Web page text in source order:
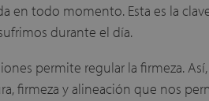
en todo momento. Esta es la
durante el día.
permite regular la firmeza.
firmeza y alineación que nos